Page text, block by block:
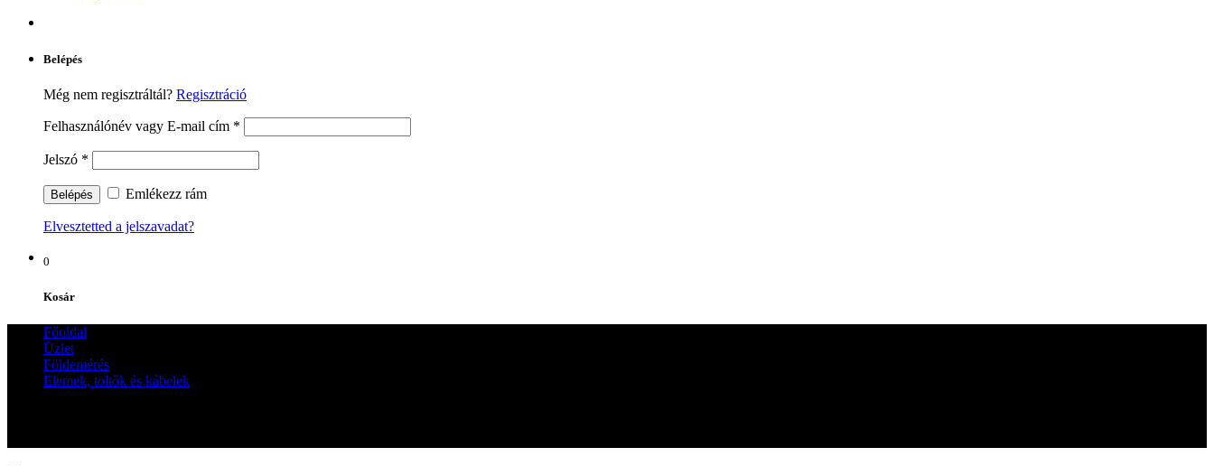
Belépés
Még nem regisztráltál? Regisztráció
Felhasználónév vagy E-mail cím *
Jelszó *
Emlékezz rám
Elvesztetted a jelszavadat?
0
Kosár
Főoldal
Üzlet
Földemérés
Elemek, töltők és kábelek